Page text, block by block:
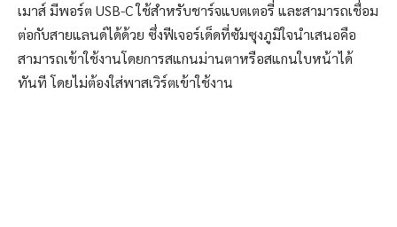
เมาส์ มีพอร์ต USB-C ใช้สำหรับชาร์จแบตเตอรี่ และสามารถเชื่อม
ต่อกับสายแลนด์ได้ด้วย ซึ่งฟีเจอร์เด็ดที่ซัมซุงภูมิใจนำเสนอคือ
สามารถเข้าใช้งานโดยการสแกนม่านตาหรือสแกนใบหน้าได้
ทันที โดยไม่ต้องใส่พาสเวิร์ตเข้าใช้งาน